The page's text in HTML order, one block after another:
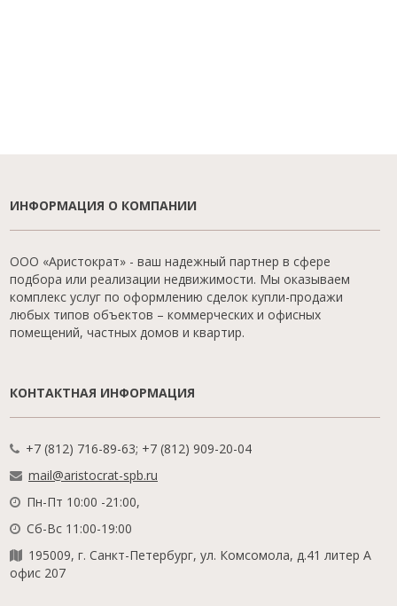
ИНФОРМАЦИЯ О КОМПАНИИ
ООО «Аристократ» - ваш надежный партнер в сфере
подбора или реализации недвижимости. Мы оказываем
комплекс услуг по оформлению сделок купли-продажи
любых типов объектов – коммерческих и офисных
помещений, частных домов и квартир.
КОНТАКТНАЯ ИНФОРМАЦИЯ
+7 (812) 716-89-63; +7 (812) 909-20-04
mail@aristocrat-spb.ru
Пн-Пт 10:00 -21:00,
Сб-Вс 11:00-19:00
195009, г. Санкт-Петербург, ул. Комсомола, д.41 литер А
офис 207